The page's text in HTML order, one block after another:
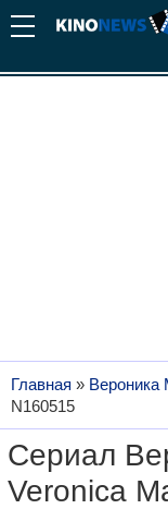
Главная » Вероника
N160515
Сериал
Veronica